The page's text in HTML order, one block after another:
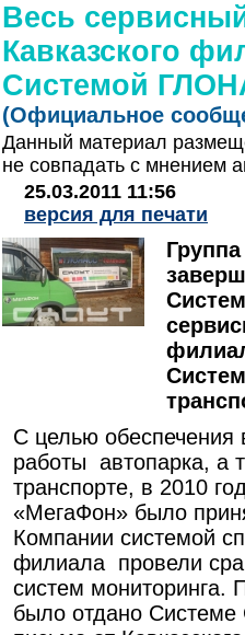
Весь
Кавказского
Системой
(Официальное
Данный материал
не совпадать с мнением
25.03.2011 11:56
версия для печати
С целью обеспечения
работы автопарка, а
транспорте, в 2010
«МегаФон» было
Компании системой
филиала провели
систем мониторинга.
было отдано Системе